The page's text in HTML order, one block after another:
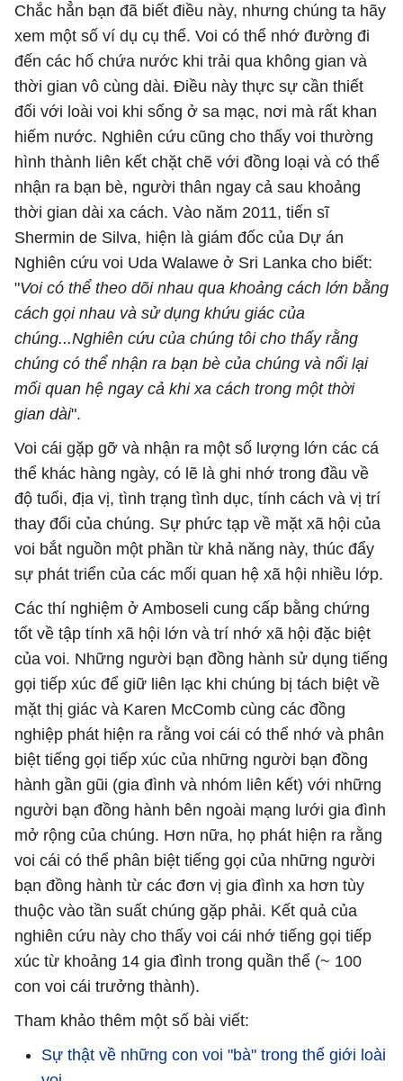
Chắc hẳn bạn đã biết điều này, nhưng chúng ta hãy
xem một số ví dụ cụ thể. Voi có thể nhớ đường đi
đến các hố chứa nước khi trải qua không gian và
thời gian vô cùng dài. Điều này thực sự cần thiết
đối với loài voi khi sống ở sa mạc, nơi mà rất khan
hiếm nước. Nghiên cứu cũng cho thấy voi thường
hình thành liên kết chặt chẽ với đồng loại và có thể
nhận ra bạn bè, người thân ngay cả sau khoảng
thời gian dài xa cách. Vào năm 2011, tiến sĩ
Shermin de Silva, hiện là giám đốc của Dự án
Nghiên cứu voi Uda Walawe ở Sri Lanka cho biết:
"Voi có thể theo dõi nhau qua khoảng cách lớn bằng
cách gọi nhau và sử dụng khứu giác của
chúng...Nghiên cứu của chúng tôi cho thấy rằng
chúng có thể nhận ra bạn bè của chúng và nối lại
mối quan hệ ngay cả khi xa cách trong một thời
gian dài".
Voi cái gặp gỡ và nhận ra một số lượng lớn các cá
thể khác hàng ngày, có lẽ là ghi nhớ trong đầu về
độ tuổi, địa vị, tình trạng tình dục, tính cách và vị trí
thay đổi của chúng. Sự phức tạp về mặt xã hội của
voi bắt nguồn một phần từ khả năng này, thúc đẩy
sự phát triển của các mối quan hệ xã hội nhiều lớp.
Các thí nghiệm ở Amboseli cung cấp bằng chứng
tốt về tập tính xã hội lớn và trí nhớ xã hội đặc biệt
của voi. Những người bạn đồng hành sử dụng tiếng
gọi tiếp xúc để giữ liên lạc khi chúng bị tách biệt về
mặt thị giác và Karen McComb cùng các đồng
nghiệp phát hiện ra rằng voi cái có thể nhớ và phân
biệt tiếng gọi tiếp xúc của những người bạn đồng
hành gần gũi (gia đình và nhóm liên kết) với những
người bạn đồng hành bên ngoài mạng lưới gia đình
mở rộng của chúng. Hơn nữa, họ phát hiện ra rằng
voi cái có thể phân biệt tiếng gọi của những người
bạn đồng hành từ các đơn vị gia đình xa hơn tùy
thuộc vào tần suất chúng gặp phải. Kết quả của
nghiên cứu này cho thấy voi cái nhớ tiếng gọi tiếp
xúc từ khoảng 14 gia đình trong quần thể (~ 100
con voi cái trưởng thành).
Tham khảo thêm một số bài viết:
Sự thật về những con voi "bà" trong thế giới loài